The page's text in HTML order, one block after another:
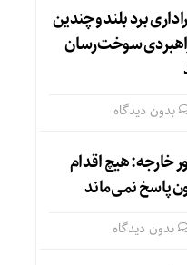
برد بلند و چندین
سوخت‌رسان
بدون دیدگاه
خارجه: هیچ اقدام
پاسخ نمی‌ماند
بدون دیدگاه